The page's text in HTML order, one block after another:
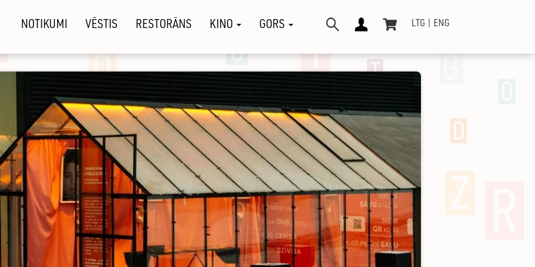
LTG ENG
NOTIKUMI VĒSTIS RESTORĀNS KINO GORS